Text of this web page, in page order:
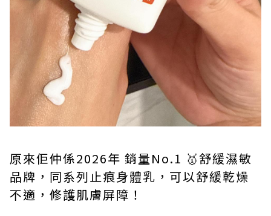
原來佢仲係2026年 銷量No.1 🥇舒緩濕敏
品牌，同系列止痕身體乳，可以舒緩乾燥
不適，修護肌膚屏障！